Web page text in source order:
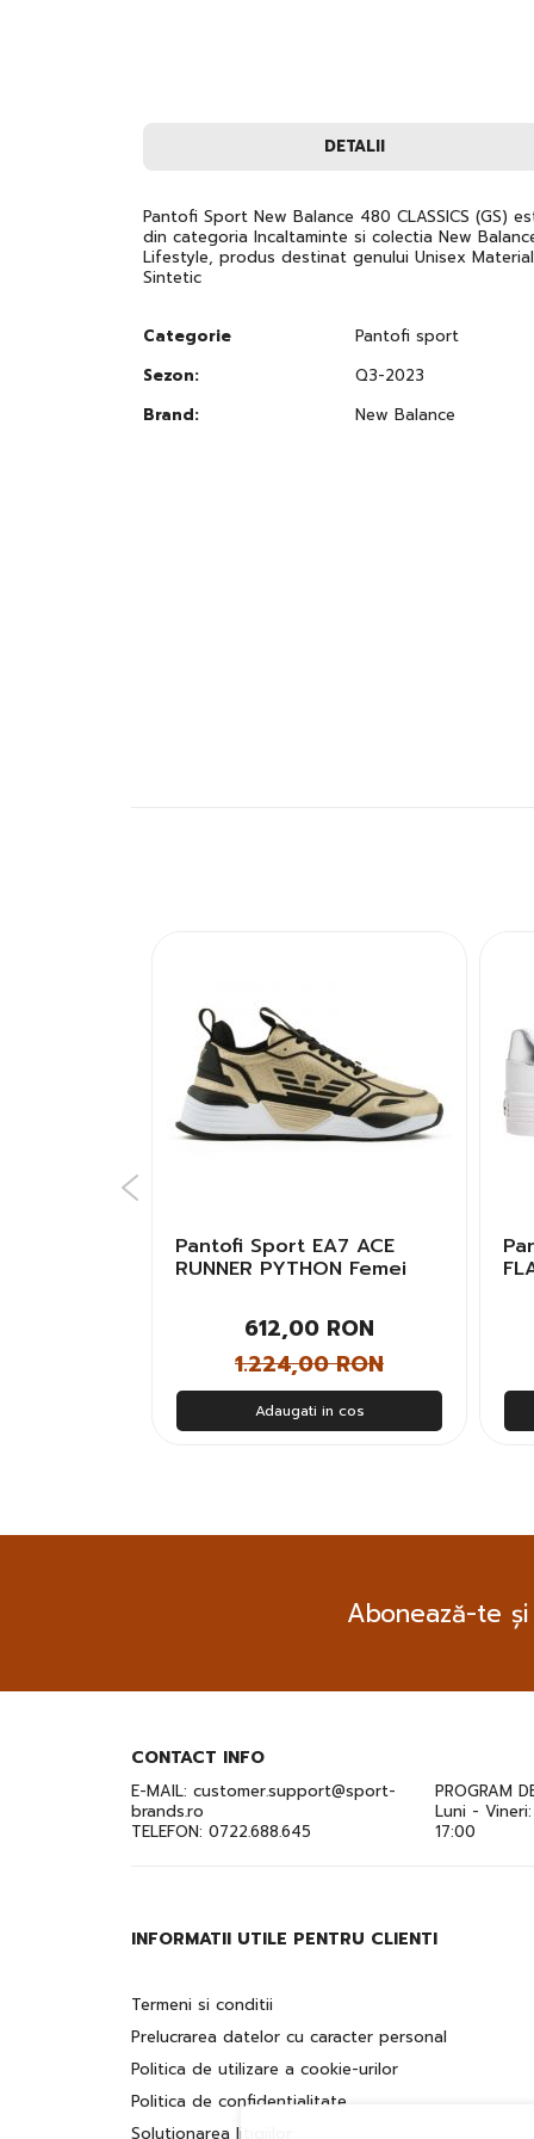
DETALII
Pantofi Sport New Balance 480 CLASSICS (GS)
din categoria Incaltaminte si colectia New
Lifestyle, produs destinat genului Unisex
Sintetic
Categorie
Pantofi sport
Sezon:
Q3-2023
Brand:
New Balance
Pantofi Sport EA7 ACE
RUNNER PYTHON Femei
612,00 RON
1.224,00 RON
Adaugati in cos
Abonează-te
CONTACT INFO
E-MAIL: customer.support@sport-
brands.ro
TELEFON: 0722.688.645
PROGRAM
Luni -
17:00
INFORMATII UTILE PENTRU CLIENTI
Termeni si conditii
Prelucrarea datelor cu caracter personal
Politica de utilizare a cookie-urilor
Politica de confidentialitate
Solutionarea litigiilor